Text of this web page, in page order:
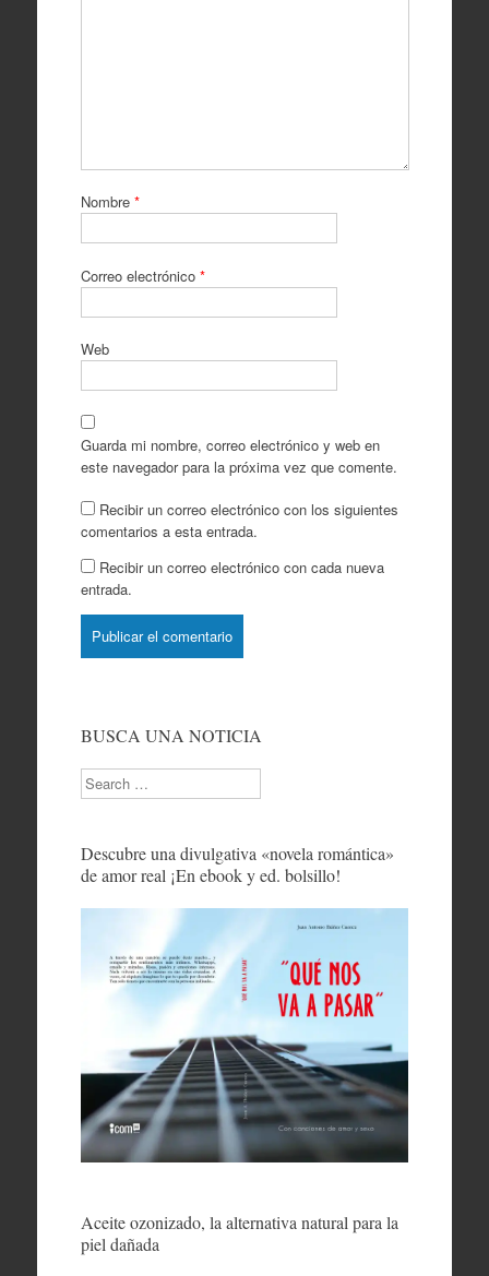
Nombre *
Correo electrónico *
Web
Guarda mi nombre, correo electrónico y web en
este navegador para la próxima vez que comente.
Recibir un correo electrónico con los siguientes
comentarios a esta entrada.
Recibir un correo electrónico con cada nueva
entrada.
BUSCA UNA NOTICIA
Search
Descubre una divulgativa «novela romántica»
de amor real ¡En ebook y ed. bolsillo!
Aceite ozonizado, la alternativa natural para la
piel dañada